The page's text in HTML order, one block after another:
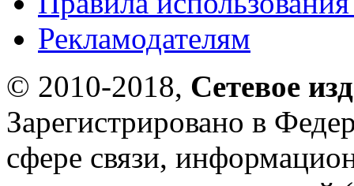
Рекламодателям
© 2010-2018, Сетевое
Зарегистрировано в
сфере связи,